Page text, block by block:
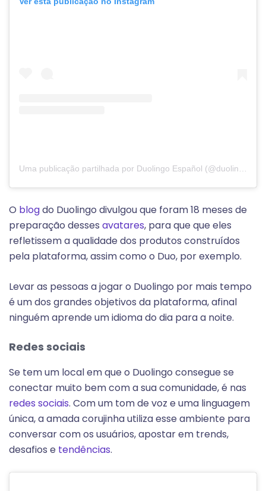
Uma publicação partilhada por Duolingo Español (@duolingoespanol)
O blogdo Duolingo divulgou que foram 18 meses de
preparação desses avatares, para que que eles
refletissem a qualidade dos produtos construídos
pela plataforma, assim como o Duo, por exemplo.
Levar as pessoas a jogar o Duolingo por mais tempo
é um dos grandes objetivos da plataforma, afinal
ninguém aprende um idioma do dia para a noite.
Redes sociais
Se tem um local em que o Duolingo consegue se
conectar muito bem com a sua comunidade, é nas
redes sociais. Com um tom de voz e uma linguagem
única, a amada corujinha utiliza esse ambiente para
conversar com os usuários, apostar em trends,
desafios e tendências.